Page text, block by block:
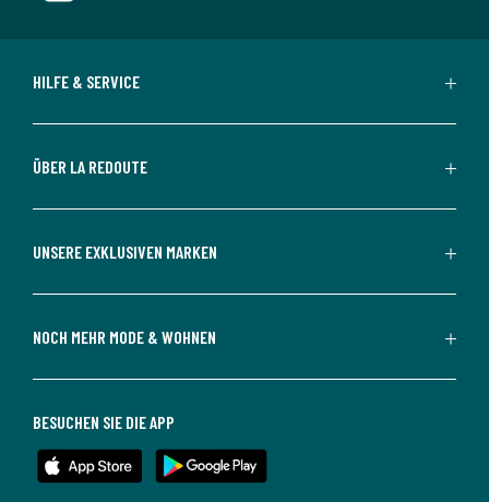
HILFE & SERVICE
ÜBER LA REDOUTE
UNSERE EXKLUSIVEN MARKEN
NOCH MEHR MODE & WOHNEN
BESUCHEN SIE DIE APP